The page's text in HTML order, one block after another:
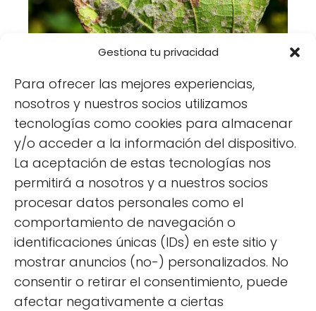
Gestiona tu privacidad
Para ofrecer las mejores experiencias,
nosotros y nuestros socios utilizamos
tecnologías como cookies para almacenar
y/o acceder a la información del dispositivo.
La aceptación de estas tecnologías nos
permitirá a nosotros y a nuestros socios
procesar datos personales como el
comportamiento de navegación o
identificaciones únicas (IDs) en este sitio y
mostrar anuncios (no-) personalizados. No
consentir o retirar el consentimiento, puede
afectar negativamente a ciertas
plantas y controlarlo eficazmente
Deja una respuesta